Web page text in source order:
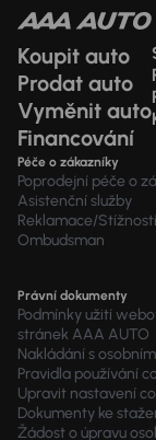
Koupit auto
Prodat auto
Vyměnit auto
Financování
Péče o zákazníky
Poprodejní péče o
Asistenční služby
Reklamace/Stížnosti
Ombudsman
Právní dokumenty
Podmínky užití
stránek AAA AUTO
Nakládání s
Pravidla používání
Upravit nastavení
Dokumenty ke
Žádost o úpravu